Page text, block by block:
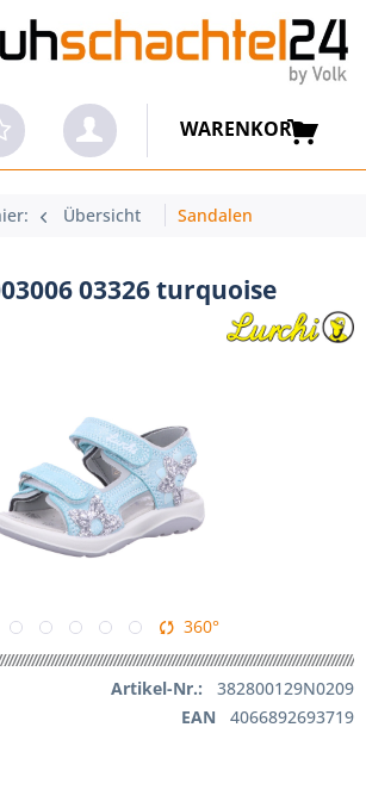
WARENKORB
Übersicht Sandalen
03326 turquoise
360°
Artikel-Nr.:
382800129N0209
EAN
4066892693719